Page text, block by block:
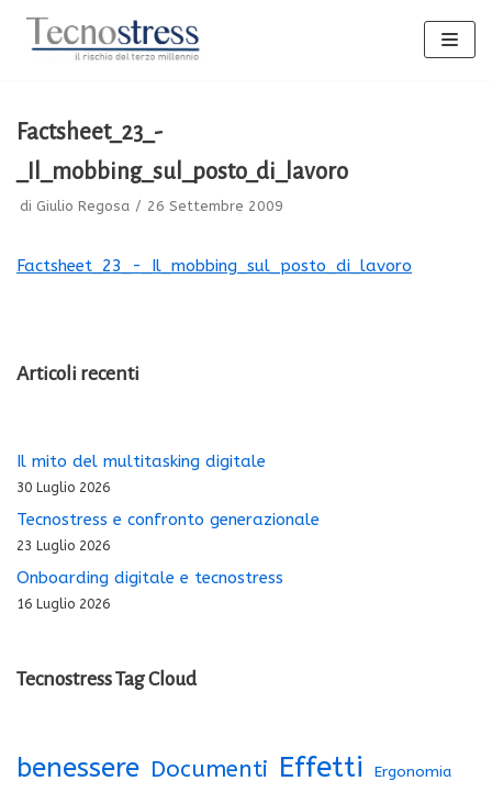
Factsheet_23_-
_Il_mobbing_sul_posto_di_lavoro
di Giulio Regosa 26 Settembre 2009
Factsheet_23_-_Il_mobbing_sul_posto_di_lavoro
Articoli recenti
Il mito del multitasking digitale
30 Luglio 2026
Tecnostress e confronto generazionale
23 Luglio 2026
Onboarding digitale e tecnostress
16 Luglio 2026
Tecnostress Tag Cloud
benessere Documenti Effetti Ergonomia